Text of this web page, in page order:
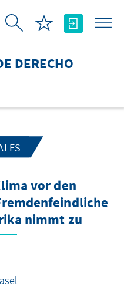
DERECHO
vor den
nimmt zu